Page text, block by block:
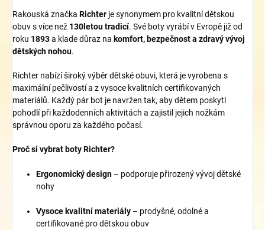
Rakouská značka Richter je synonymem pro kvalitní dětskou
obuv s více než 130letou tradicí. Své boty vyrábí v Evropě již od
roku 1893a klade důraz na komfort, bezpečnost a zdravý vývoj
dětských nohou.
Richter nabízí široký výběr dětské obuvi, která je vyrobena s
maximální pečlivostí a z vysoce kvalitních certifikovaných
materiálů. Každý pár bot je navržen tak, aby dětem poskytl
pohodlí při každodenních aktivitách a zajistil jejich nožkám
správnou oporu za každého počasí.
Proč si vybrat boty Richter?
Ergonomický design – podporuje přirozený vývoj dětské
nohy
Vysoce kvalitní materiály – prodyšné, odolné a
certifikované pro dětskou obuv